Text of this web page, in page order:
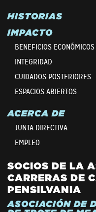
HISTORIAS
IMPACTO
BENEFICIOS ECONÓMICOS
INTEGRIDAD
CUIDADOS POSTERIORES
ESPACIOS ABIERTOS
ACERCA DE
JUNTA DIRECTIVA
EMPLEO
SOCIOS DE LA
CARRERAS DE
PENSILVANIA
ASOCIACIÓN DE